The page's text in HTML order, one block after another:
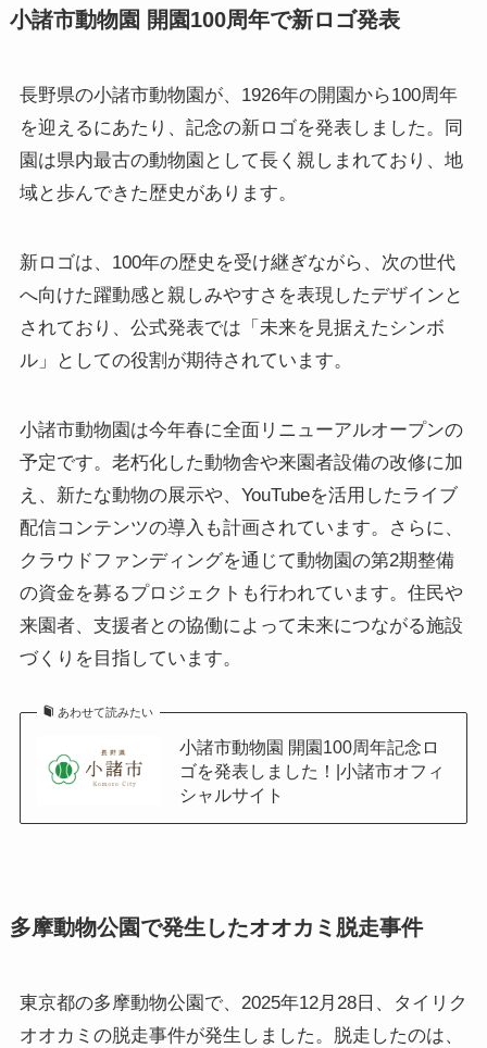
小諸市動物園 開園100周年で新ロゴ発表
長野県の小諸市動物園が、1926年の開園から100周年
を迎えるにあたり、記念の新ロゴを発表しました。同
園は県内最古の動物園として長く親しまれており、地
域と歩んできた歴史があります。
新ロゴは、100年の歴史を受け継ぎながら、次の世代
へ向けた躍動感と親しみやすさを表現したデザインと
されており、公式発表では「未来を見据えたシンボ
ル」としての役割が期待されています。
小諸市動物園は今年春に全面リニューアルオープンの
予定です。老朽化した動物舎や来園者設備の改修に加
え、新たな動物の展示や、YouTubeを活用したライブ
配信コンテンツの導入も計画されています。さらに、
クラウドファンディングを通じて動物園の第2期整備
の資金を募るプロジェクトも行われています。住民や
来園者、支援者との協働によって未来につながる施設
づくりを目指しています。
あわせて読みたい
小諸市動物園 開園100周年記念ロ
ゴを発表しました！|小諸市オフィ
シャルサイト
多摩動物公園で発生したオオカミ脱走事件
東京都の多摩動物公園で、2025年12月28日、タイリク
オオカミの脱走事件が発生しました。脱走したのは、